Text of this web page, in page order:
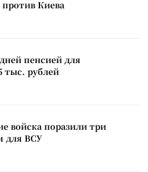
Киева
пенсией для
тыс. рублей
войска поразили три
для ВСУ